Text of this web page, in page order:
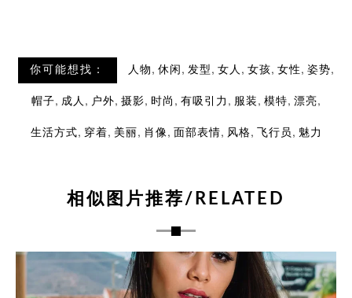
你可能想找： 人物 , 休闲 , 发型 , 女人 , 女孩, 女性 , 姿势,
帽子, 成人 , 户外, 摄影, 时尚 , 有吸引力 , 服装 , 模特, 漂亮,
生活方式, 穿着, 美丽 , 肖像, 面部表情, 风格, 飞行员 , 魅力
相似图片推荐/RELATED